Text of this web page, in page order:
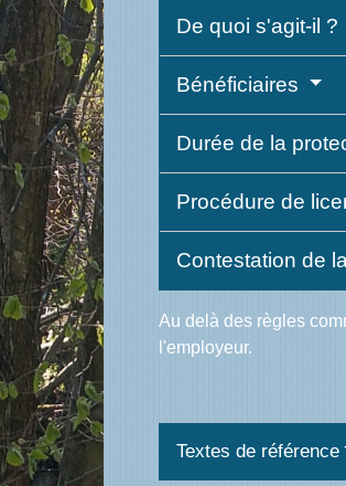
De quoi s'agit-il ?
Bénéficiaires
Durée de la
Procédure de
Contestation de
Au delà des règles
l'employeur.
Textes de référence